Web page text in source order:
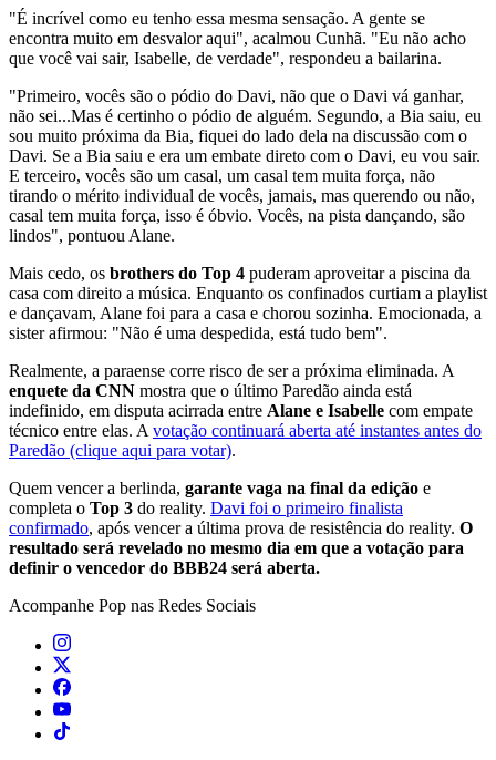
"É incrível como eu tenho essa mesma sensação. A gente se
encontra muito em desvalor aqui", acalmou Cunhã. "Eu não acho
que você vai sair, Isabelle, de verdade", respondeu a bailarina.
"Primeiro, vocês são o pódio do Davi, não que o Davi vá ganhar,
não sei...Mas é certinho o pódio de alguém. Segundo, a Bia saiu, eu
sou muito próxima da Bia, fiquei do lado dela na discussão com o
Davi. Se a Bia saiu e era um embate direto com o Davi, eu vou sair.
E terceiro, vocês são um casal, um casal tem muita força, não
tirando o mérito individual de vocês, jamais, mas querendo ou não,
casal tem muita força, isso é óbvio. Vocês, na pista dançando, são
lindos", pontuou Alane.
Mais cedo, os brothers do Top 4 puderam aproveitar a piscina da
casa com direito a música. Enquanto os confinados curtiam a playlist
e dançavam, Alane foi para a casa e chorou sozinha. Emocionada, a
sister afirmou: "Não é uma despedida, está tudo bem".
Realmente, a paraense corre risco de ser a próxima eliminada. A
enquete da CNN mostra que o último Paredão ainda está
indefinido, em disputa acirrada entre Alane e Isabelle com empate
técnico entre elas. A votação continuará aberta até instantes antes do
Paredão (clique aqui para votar).
Quem vencer a berlinda, garante vaga na final da edição e
completa o Top 3 do reality. Davi foi o primeiro finalista
confirmado, após vencer a última prova de resistência do reality. O
resultado será revelado no mesmo dia em que a votação para
definir o vencedor do BBB24 será aberta.
Acompanhe Pop nas Redes Sociais